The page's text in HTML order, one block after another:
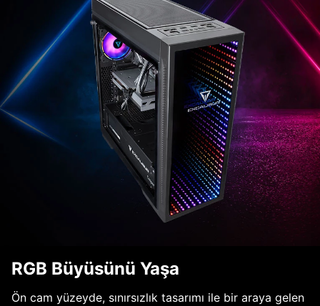
RGB Büyüsünü Yaşa
Ön cam yüzeyde, sınırsızlık tasarımı ile bir araya gelen